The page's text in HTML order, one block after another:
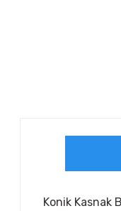
Konik Kasnak